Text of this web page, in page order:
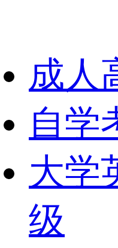
成人
自学
大学
级